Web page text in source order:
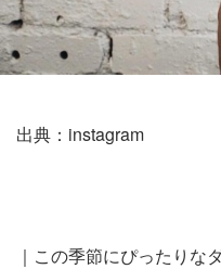
出典：instagram
｜この季節にぴったりな